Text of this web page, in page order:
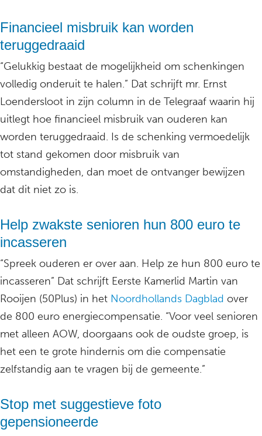
Financieel misbruik kan worden
teruggedraaid
“Gelukkig bestaat de mogelijkheid om schenkingen
volledig onderuit te halen.” Dat schrijft mr. Ernst
Loendersloot in zijn column in de Telegraaf waarin hij
uitlegt hoe financieel misbruik van ouderen kan
worden teruggedraaid. Is de schenking vermoedelijk
tot stand gekomen door misbruik van
omstandigheden, dan moet de ontvanger bewijzen
dat dit niet zo is.
Help zwakste senioren hun 800 euro te
incasseren
“Spreek ouderen er over aan. Help ze hun 800 euro te
incasseren” Dat schrijft Eerste Kamerlid Martin van
Rooijen (50Plus) in het Noordhollands Dagblad over
de 800 euro energiecompensatie. “Voor veel senioren
met alleen AOW, doorgaans ook de oudste groep, is
het een te grote hindernis om die compensatie
zelfstandig aan te vragen bij de gemeente.”
Stop met suggestieve foto
gepensioneerde